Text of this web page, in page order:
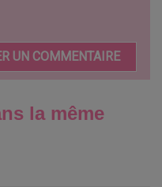
UN COMMENTAIRE
la même